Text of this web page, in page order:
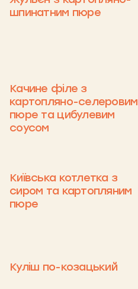
шпинатним пюре
Качине філе з
картопляно-селеровим
пюре та цибулевим
соусом
Київська котлетка з
сиром та картопляним
пюре
Куліш по-козацький